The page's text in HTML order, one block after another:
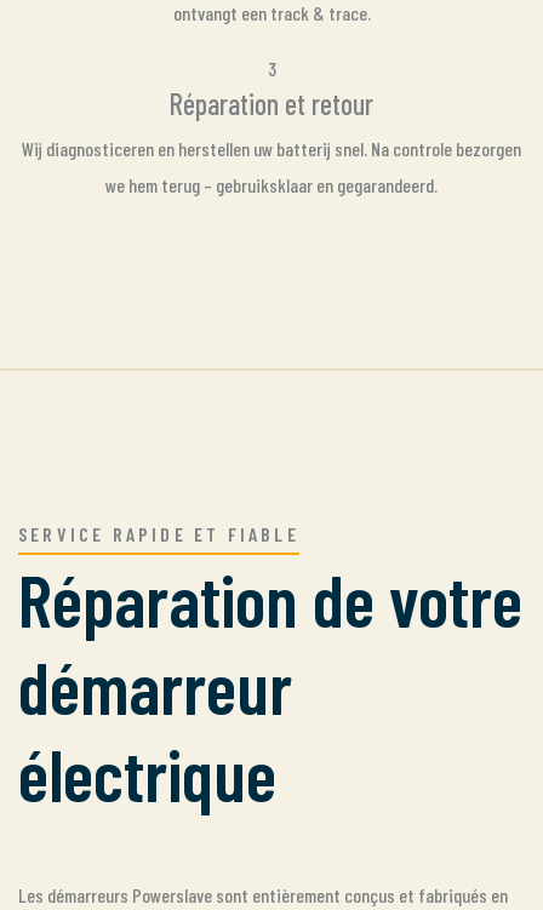
ontvangt een track & trace.
3
Réparation et retour
Wij diagnosticeren en herstellen uw batterij snel. Na controle bezorgen
we hem terug – gebruiksklaar en gegarandeerd.
SERVICE RAPIDE ET FIABLE
Réparation de votre
démarreur
électrique
Les démarreurs Powerslave sont entièrement conçus et fabriqués en